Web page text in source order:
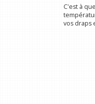
C'est à
vos draps